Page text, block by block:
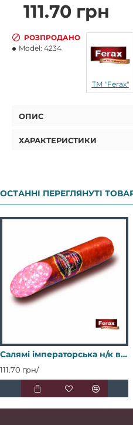
111.70 грн
РОЗПРОДАНО
Model: 4234
ТМ "Ferax"
ОПИС
ХАРАКТЕРИСТИКИ
ОСТАННІ ПЕРЕГЛЯНУТІ
Салямі імператорська н/к в/с М/В
111.70 грн/